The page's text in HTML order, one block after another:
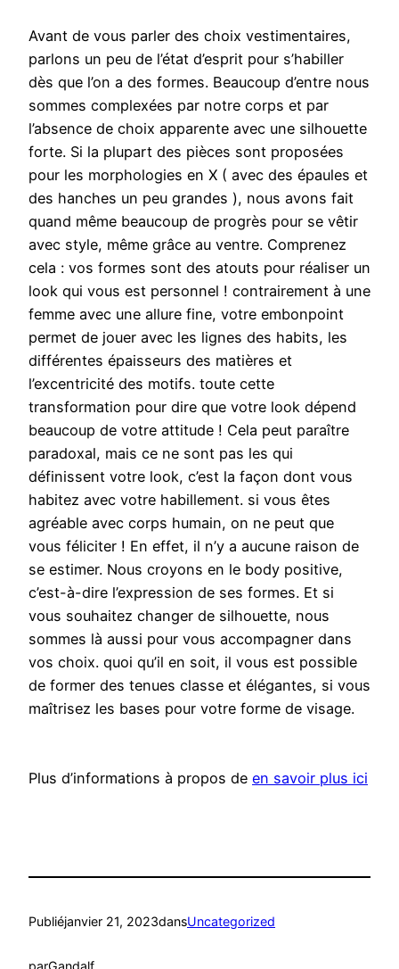
Avant de vous parler des choix vestimentaires,
parlons un peu de l’état d’esprit pour s’habiller
dès que l’on a des formes. Beaucoup d’entre nous
sommes complexées par notre corps et par
l’absence de choix apparente avec une silhouette
forte. Si la plupart des pièces sont proposées
pour les morphologies en X ( avec des épaules et
des hanches un peu grandes ), nous avons fait
quand même beaucoup de progrès pour se vêtir
avec style, même grâce au ventre. Comprenez
cela : vos formes sont des atouts pour réaliser un
look qui vous est personnel ! contrairement à une
femme avec une allure fine, votre embonpoint
permet de jouer avec les lignes des habits, les
différentes épaisseurs des matières et
l’excentricité des motifs. toute cette
transformation pour dire que votre look dépend
beaucoup de votre attitude ! Cela peut paraître
paradoxal, mais ce ne sont pas les qui
définissent votre look, c’est la façon dont vous
habitez avec votre habillement. si vous êtes
agréable avec corps humain, on ne peut que
vous féliciter ! En effet, il n’y a aucune raison de
se estimer. Nous croyons en le body positive,
c’est-à-dire l’expression de ses formes. Et si
vous souhaitez changer de silhouette, nous
sommes là aussi pour vous accompagner dans
vos choix. quoi qu’il en soit, il vous est possible
de former des tenues classe et élégantes, si vous
maîtrisez les bases pour votre forme de visage.
Plus d’informations à propos de en savoir plus ici
Publiéjanvier 21, 2023dansUncategorized